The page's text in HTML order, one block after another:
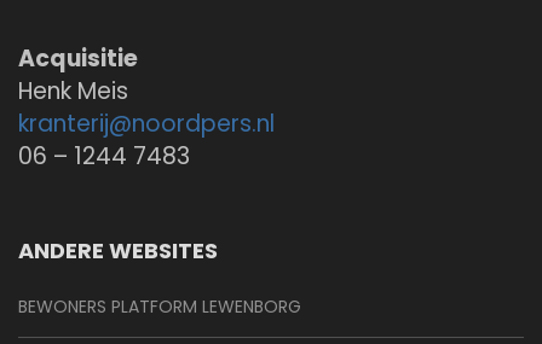
Acquisitie
Henk Meis
kranterij@noordpers.nl
06 – 1244 7483
ANDERE WEBSITES
BEWONERS PLATFORM LEWENBORG